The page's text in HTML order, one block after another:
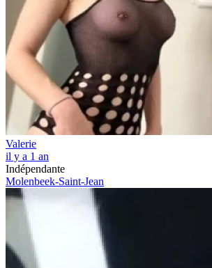
Valerie
il y a 1 an
Indépendante
Molenbeek-Saint-Jean